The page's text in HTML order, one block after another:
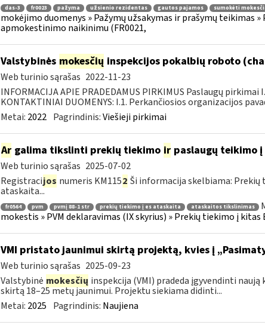
das-3 fr0023 pažyma užsienio rezidentas gautos pajamos sumokėti
mokėjimo duomenys » Pažymų užsakymas ir prašymų teikimas
apmokestinimo naikinimu (FR0021,
Valstybinės mokesčių inspekcijos pokalbių roboto
Web turinio sąrašas 2022-11-23
INFORMACIJA APIE PRADEDAMUS PIRKIMUS Paslaugų pirkimai
KONTAKTINIAI DUOMENYS: I.1. Perkančiosios organizacijos
Metai: 2022 Pagrindinis:Viešieji pirkimai
Argalima tikslinti prekių tiekimo irpaslaugų teikimo į
Web turinio sąrašas 2025-07-02
Registracijos numeris KM1152 Ši informacija skelbiama: Prekių
ataskaita...
fr0564 pvm pvmį 88-1 str prekių tiekimo į es ataskaita ataskaitos tikslinimas
mokestis » PVM deklaravimas (IX skyrius) » Prekių tiekimo į
VMI pristato jaunimui skirtą projektą, kvies į
Web turinio sąrašas 2025-09-23
Valstybinė mokesčių inspekcija (VMI) pradeda įgyvendinti
skirtą 18–25 metų jaunimui. Projektu siekiama didinti...
Metai: 2025 Pagrindinis: Naujiena